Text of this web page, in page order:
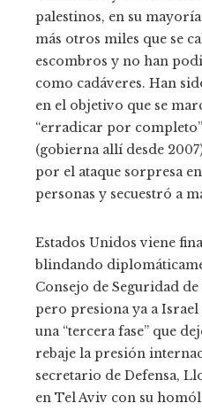
palestinos, en su
más otros miles que se
escombros y no han
como cadáveres. Han
en el objetivo que se
“erradicar por
(gobierna allí desde
por el ataque sorpresa
personas y secuestró a
Estados Unidos viene
blindando
Consejo de Seguridad
pero presiona ya a
una “tercera fase” que
rebaje la presión
secretario de Defensa,
en Tel Aviv con su